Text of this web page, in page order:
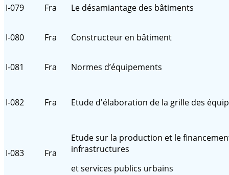
I-079 Fra Le désamiantage des bâtiments
I-080 Fra Constructeur en bâtiment
I-081 Fra Normes d’équipements
I-082 Fra Etude d'élaboration de la grille des
I-083 Fra
Etude sur la production et le
infrastructures
et services publics urbains